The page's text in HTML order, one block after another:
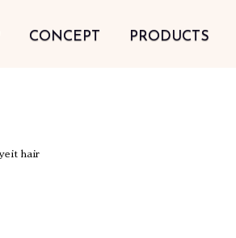
CONCEPT PRODUCTS
hair